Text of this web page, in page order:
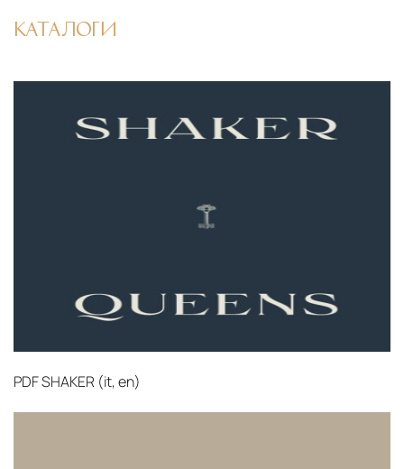
10 рабочих дней. Возможна срочная доставка
ресурсов.
Управление логистикой и контроль
качества
мониторинга. Наша команда логистических
полную сохранность груза, соблюдение
температурного режима и защиту от
Страхование грузаВсе международные
КАТАЛОГИ
PDFSHAKER (it, en)‎